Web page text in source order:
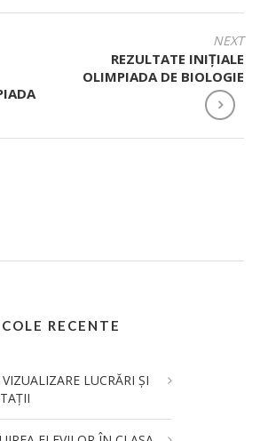
NEXT
REZULTATE INIȚIALE
OLIMPIADA DE BIOLOGIE
RECENTE
LUCRĂRI ȘI